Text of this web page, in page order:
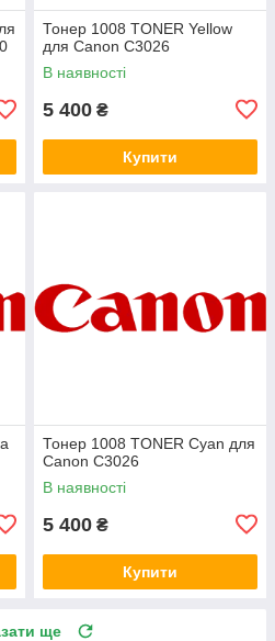
Тонер 1008 TONER Yellow
для Canon C3026
В наявності
5 400 ₴
Купити
Тонер 1008 TONER Cyan для
Canon C3026
В наявності
5 400 ₴
Купити
ще